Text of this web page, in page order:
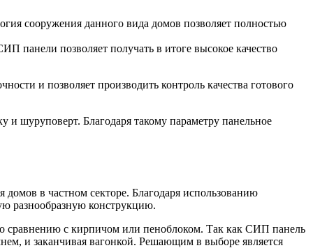
сооружения данного вида домов позволяет полностью
панели позволяет получать в итоге высокое качество
и позволяет производить контроль качества готового
и шуруповерт. Благодаря такому параметру панельное
в частном секторе. Благодаря использованию
разнообразную конструкцию.
сравнению с кирпичом или пеноблоком. Так как СИП панель
и заканчивая вагонкой. Решающим в выборе является